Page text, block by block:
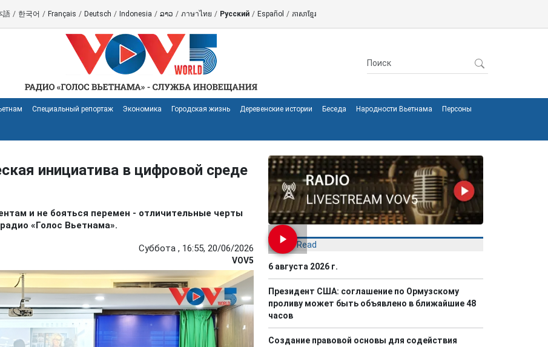
語 / 한국어 / Français / Deutsch / Indonesia / ລາວ / ภาษาไทย / Русский / Español / ភាសាខ្មែរ
Специальный репортаж Экономика Городская жизнь Деревенские истории Беседа Народности Вьетнама Персоны
инициатива в цифровой среде
и не бояться перемен - отличительные черты
«Голос Вьетнама».
Суббота , 16:55, 20/06/2026
VOV5
Most Read
6 августа 2026 г.
Президент США: соглашение по Ормузскому
проливу может быть объявлено в ближайшие 48
часов
Создание правовой основы для содействия